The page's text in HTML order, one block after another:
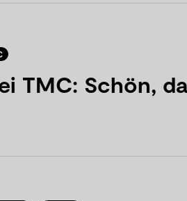
TMC: Schön,